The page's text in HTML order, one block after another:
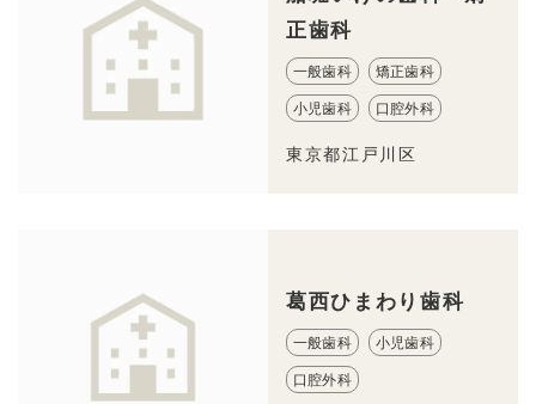
正歯科
一般歯科 矯正歯科
小児歯科 口腔外科
東京都江戸川区
葛西ひまわり歯科
一般歯科 小児歯科
口腔外科